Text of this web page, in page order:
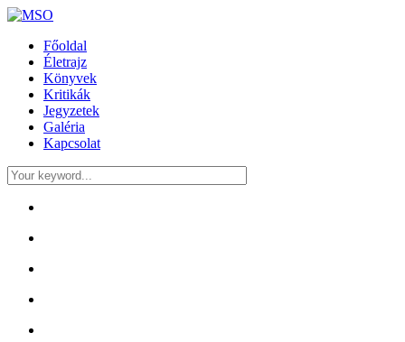
Főoldal
Életrajz
Könyvek
Kritikák
Jegyzetek
Galéria
Kapcsolat